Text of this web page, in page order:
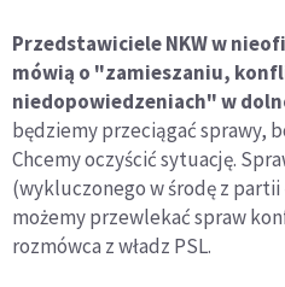
Przedstawiciele NKW w
mówią o "zamieszaniu,
niedopowiedzeniach" w
będziemy przeciągać sprawy,
Chcemy oczyścić sytuację.
(wykluczonego w środę z partii
możemy przewlekać spraw
rozmówca z władz PSL.